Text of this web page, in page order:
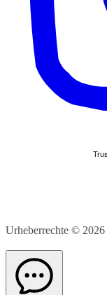
Urheberrechte © 2026